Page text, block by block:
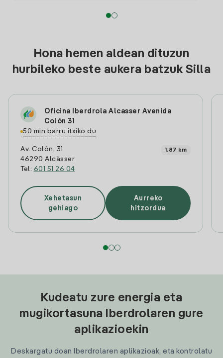
Hona hemen aldean dituzun
hurbileko beste aukera batzuk Silla
Oficina Iberdrola Alcasser Avenida
Colón 31
50 min barru itxiko du
Av. Colón, 31
46290 Alcàsser
Tel: 601 51 26 04
1.87 km
Xehetasun
gehiago
Aurreko
hitzordua
Kudeatu zure energia eta
mugikortasuna Iberdrolaren gure
aplikazioekin
Deskargatu doan Iberdrolaren aplikazioak, eta kontrolatu